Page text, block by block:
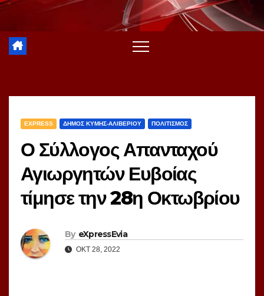
EXPRESS ΔΗΜΟΣ ΚΥΜΗΣ-ΑΛΙΒΕΡΙΟΥ ΠΟΛΙΤΙΣΜΟΣ
Ο Σύλλογος Απανταχού
Αγιωργητών Ευβοίας
τίμησε την 28η Οκτωβρίου
By eXpressEvia
ΟΚΤ 28, 2022